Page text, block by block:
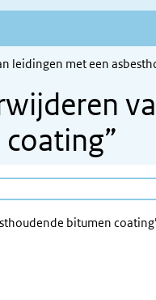
leidingen met een
bitumen